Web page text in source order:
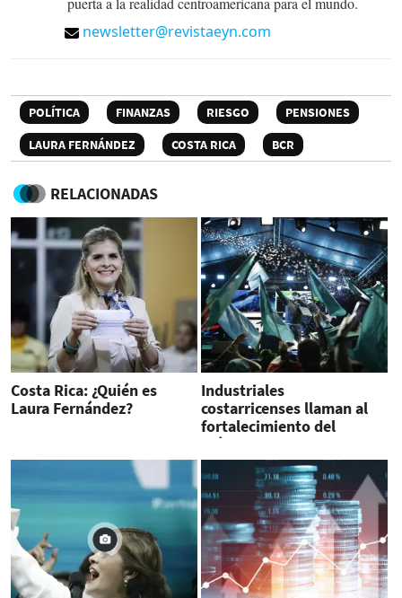
newsletter@revistaeyn.com
POLÍTICA FINANZAS RIESGO
PENSIONES
LAURA FERNÁNDEZ
COSTA RICA BCR
RELACIONADAS
Costa Rica: ¿Quién es
Laura Fernández?
Industriales
costarricenses llaman al
fortalecimiento del
diálogo nacional